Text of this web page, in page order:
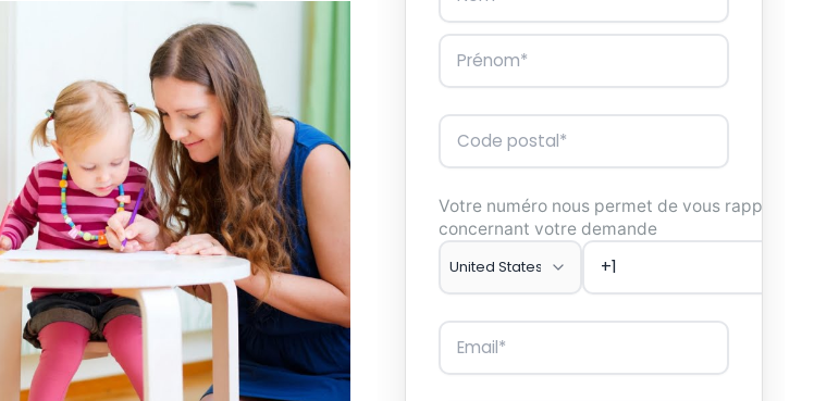
Votre numéro nous permet de vous rappeler
concernant votre demande